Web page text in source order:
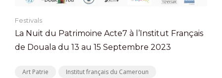
Festivals
La Nuit du Patrimoine Acte7 à l’Institut Français
de Douala du 13 au 15 Septembre 2023
Art Patrie Institut français du Cameroun